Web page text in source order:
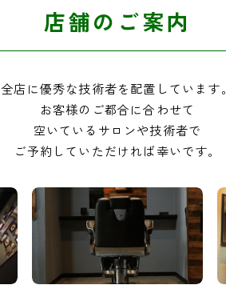
店舗のご案内
全店に優秀な技術者を配置しています。
お客様のご都合に合わせて
空いているサロンや技術者で
ご予約していただければ幸いです。